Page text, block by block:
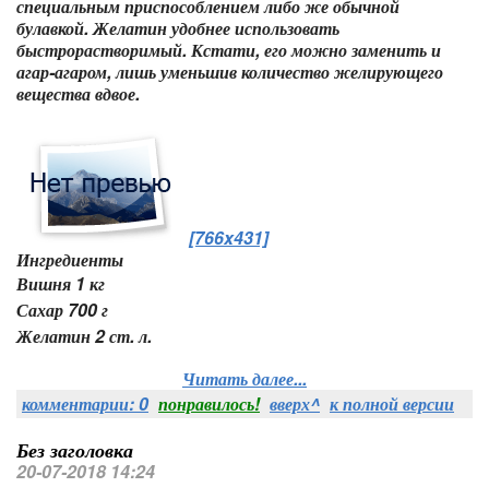
специальным приспособлением либо же обычной
булавкой. Желатин удобнее использовать
быстрорастворимый. Кстати, его можно заменить и
агар-агаром, лишь уменьшив количество желирующего
вещества вдвое.
[766x431]
Ингредиенты
Вишня 1 кг
Сахар 700 г
Желатин 2 ст. л.
Читать далее...
комментарии: 0 понравилось! вверх^ к полной версии
Без заголовка
20-07-2018 14:24